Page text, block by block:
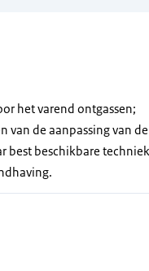
het varend ontgassen;
van de aanpassing van
best beschikbare